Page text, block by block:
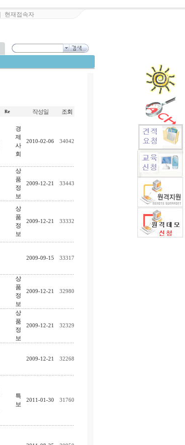
현재접속자
작성일 조회
경
제
사
회
2010-02-06 34042
상
품
정
보
2009-12-21 33443
상
품
정
보
2009-12-21 33332
2009-09-15 33317
상
품
정
보
2009-12-21 32980
상
품
정
보
2009-12-21 32329
2009-12-21 32268
특
보
2011-01-30 31760